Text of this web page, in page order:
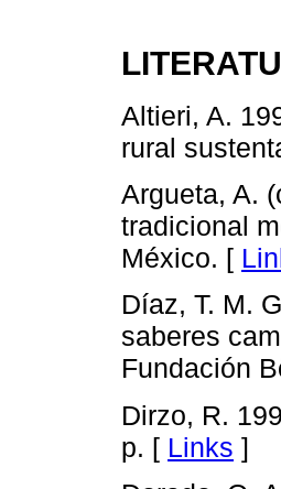
Altieri, A.
rural
Argueta, A.
tradicional
México. [
Díaz, T. M.
saberes
Fundación
Dirzo, R.
p. [ Links ]